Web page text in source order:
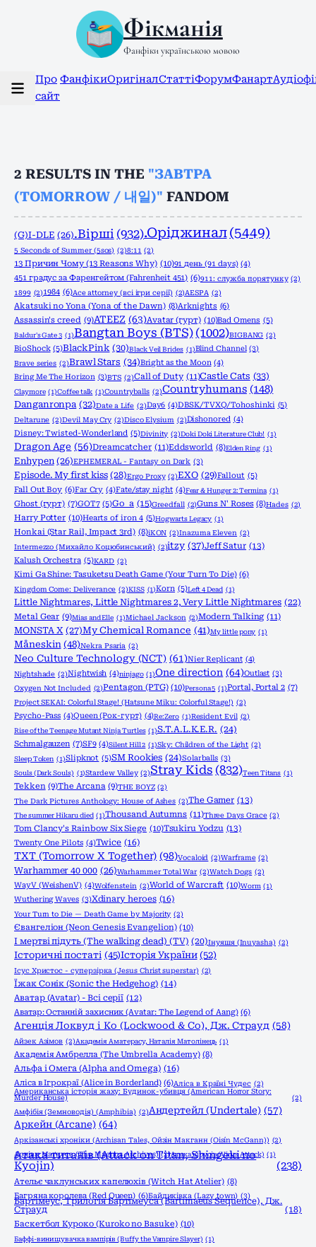
Фікманія
Фанфіки українською мовою
Про
сайт
ФанфікиОригіналСтаттіФорумФанарт
2 RESULTS IN THE "ЗАВТРА
(TOMORROW / 내일)" FANDOM
(G)I-DLE (26).Вірші (932).Оріджинал (5449)
5 Seconds of Summer (5sos) (2)8:11 (2)
13 Причин Чому (13 Reasons Why) (10)91 день (91 days) (4)
451 градус за Фаренгейтом (Fahrenheit 451) (6)911: служба порятунку (2)
1899 (2)1984 (6)Ace attorney (всі ігри серії) (2)AESPA (2)
Akatsuki no Yona (Yona of the Dawn) (8)Arknights (6)
Assassin's creed (9)ATEEZ (63)Avatar (гурт) (10)Bad Omens (5)
Baldur's Gate 3 (1)Bangtan Boys (BTS) (1002)BIGBANG (2)
BioShock (5)BlackPink (30)Black Veil Brides (1)Blind Channel (3)
Brave series (2)Brawl Stars (34)Bright as the Moon (4)
Bring Me The Horizon (3)BTS (2)Call of Duty (11)Castle Cats (33)
Claymore (1)Coffee talk (1)Countryballs (2)Countryhumans (148)
Danganronpa (32)Date a Life (2)Day6 (4)DBSK/TVXQ/Tohoshinki (5)
Deltarune (2)Devil May Cry (2)Disco Elysium (2)Dishonored (4)
Disney: Twisted-Wonderland (5)Divinity (2)Doki Doki Literature Club! (1)
Dragon Age (56)Dreamcatcher (11)Eddsworld (8)Elden Ring (1)
Enhypen (26)EPHEMERAL - Fantasy on Dark (3)
Episode. My first kiss (28)Ergo Proxy (2)EXO (29)Fallout (5)
Fall Out Boy (6)Far Cry (4)Fate/stay night (4)Fear & Hunger 2: Termina (1)
Ghost (гурт) (7)GOT7 (5)Go_a (15)Greedfall (2)Guns N' Roses (8)Hades (2)
Harry Potter (10)Hearts of iron 4 (5)Hogwarts Legacy (1)
Honkai (Star Rail, Impact 3rd) (8)iKON (2)Inazuma Eleven (2)
Intermezzo (Михайло Коцюбинський) (2)itzy (37)Jeff Satur (13)
Kalush Orchestra (5)KARD (2)
Kimi Ga Shine: Tasuketsu Death Game (Your Turn To Die) (6)
Kingdom Come: Deliverance (2)KISS (1)Korn (5)Left 4 Dead (1)
Little Nightmares, Little Nightmares 2, Very Little Nightmares (22)
Metal Gear (9)Mias and Elle (1)Michael Jackson (2)Modern Talking (11)
MONSTA X (27)My Chemical Romance (41)My little pony (1)
Måneskin (48)Nekra Psaria (2)
Neo Culture Technology (NCT) (61)Nier Replicant (4)
Nightshade (2)Nightwish (4)ninjago (1)One direction (64)Outlast (3)
Oxygen Not Included (2)Pentagon (PTG) (10)Persona 5 (1)Portal, Portal 2 (7)
Project SEKAI: Colorful Stage! (Hatsune Miku: Colorful Stage!) (2)
Psycho-Pass (4)Queen (Рок-гурт) (4)Re:Zero (1)Resident Evil (2)
Rise of the Teenage Mutant Ninja Turtles (1)S.T.A.L.K.E.R. (24)
Schmalgauzen (7)SF9 (4)Silent Hill 2 (1)Sky: Children of the Light (2)
Sleep Token (1)Slipknot (5)SM Rookies (24)Solarballs (3)
Souls (Dark Souls) (1)Stardew Valley (2)Stray Kids (832)Teen Titans (1)
Tekken (9)The Arcana (9)THE BOYZ (2)
The Dark Pictures Anthology: House of Ashes (2)The Gamer (13)
The summer Hikaru died (1)Thousand Autumns (11)Three Days Grace (2)
Tom Clancy's Rainbow Six Siege (10)Tsukiru Yodzu (13)
Twenty One Pilots (4)Twice (16)
TXT (Tomorrow X Together) (98)Vocaloid (2)Warframe (2)
Warhammer 40 000 (26)Warhammer Total War (2)Watch Dogs (2)
WayV (WeishenV) (4)Wolfenstein (2)World of Warcraft (10)Worm (1)
Wuthering Waves (3)Xdinary heroes (16)
Your Turn to Die — Death Game by Majority (2)
Євангеліон (Neon Genesis Evangelion) (10)
І мертві підуть (The walking dead) (TV) (20)Інуяшя (Inuyasha) (2)
Історичні постаті (45)Історія України (52)
Ісус Христос - суперзірка (Jesus Christ superstar) (2)
Їжак Сонік (Sonic the Hedgehog) (14)
Аватар (Avatar) - Всі серії (12)
Аватар: Останній захисник (Avatar: The Legend of Aang) (6)
Агенція Локвуд і Кo (Lockwood & Co), Дж. Страуд (58)
Айзек Азімов (2)Академія Аматерасу, Наталія Матолінець (1)
Академія Амбрелла (The Umbrella Academy) (8)
Альфа і Омега (Alpha and Omega) (16)
Аліса в Ігрокраї (Alice in Borderland) (6)Аліса в Країні Чудес (2)
Американська історія жаху: Будинок-убивця (American Horror Story:
Murder House)
(2)
Амфібія (Земноводія) (Amphibia) (2)Андертейл (Undertale) (57)
Аркейн (Arcane) (64)
Аркізанські хроніки (Archisan Tales, Ойзін Макганн (Oisín McGann)) (2)
Архіви Маґнуса (The Magnus Archives) (2)Атака вірусів (Virus Attack) (1)
Атака титанів (Attack on Titan, Shingeki no
Kyojin)
(238)
Ательє чаклунських капелюхів (Witch Hat Atelier) (8)
Багряна королева (Red Queen) (6)Байдиківка (Lazy town) (3)
Бартімеус, Трилогія Бартімеуса (Bartimaeus Sequence), Дж.
Страуд
(18)
Баскетбол Куроко (Kuroko no Basuke) (10)
Баффі-винищувачка вампірів (Buffy the Vampire Slayer) (1)